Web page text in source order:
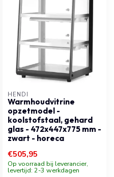
HENDI
Warmhoudvitrine
opzetmodel -
koolstofstaal, gehard
glas - 472x447x775 mm -
zwart - horeca
€505,95
Op voorraad bij leverancier,
levertijd: 2-3 werkdagen